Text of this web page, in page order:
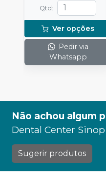
Qtd :
Ver opções
Pedir via
Whatsapp
Não achou algum
Dental Center Sinop
Sugerir produtos